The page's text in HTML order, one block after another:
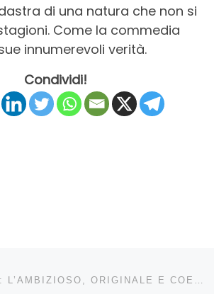
di una natura che non si
Come la commedia
innumerevoli verità.
Condividi!
articoli